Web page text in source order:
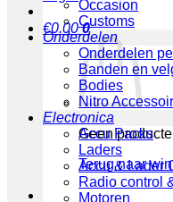
€0.00 0
Geen
Terug naar
Occasion
Customs
Onderdelen
Onderdelen
Banden en
Bodies
Nitro
Electronica
Accu Packs
Laders
Accu & Lader
Radio control
Motoren